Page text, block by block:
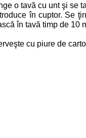
o tavă cu unt şi se
în cuptor. Se
în tavă timp de 10
cu piure de